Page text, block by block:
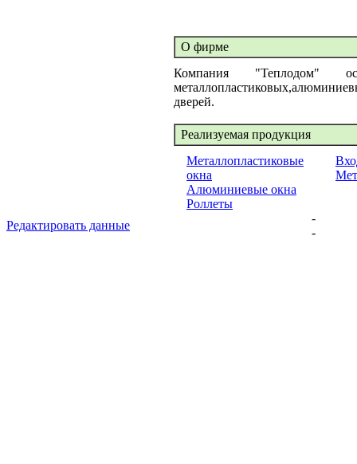
О фирме
Компания "Теплодом"
дверей.
Реализуемая продукция
Металлопластиковые
окна
Алюминиевые окна
Роллеты
Редактировать данные
-
-